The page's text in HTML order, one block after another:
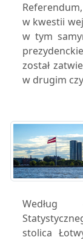
w kwestii
w tym
został
w drugim
Według
stolica